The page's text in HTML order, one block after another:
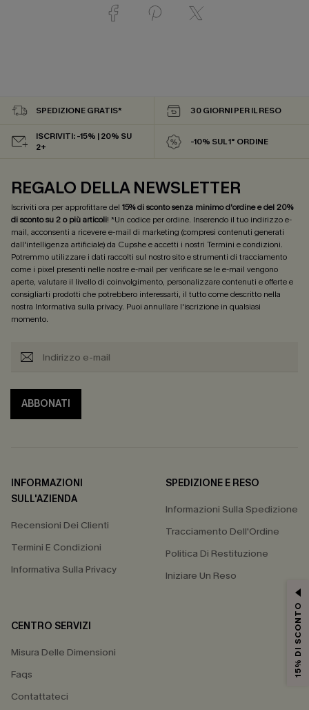
SPEDIZIONE GRATIS* 30 GIORNI PER IL RESO
ISCRIVITI: -15% | 20% SU
2+
-10% SUL 1° ORDINE
REGALO DELLA NEWSLETTER
Iscriviti ora per approfittare del 15% di sconto senza minimo d'ordine e del 20%
di sconto su 2 o più articoli! *Un codice per ordine. Inserendo il tuo indirizzo e-
mail, acconsenti a ricevere e-mail di marketing (compresi contenuti generati
dall'intelligenza artificiale) da Cupshe e accetti i nostri Termini e condizioni.
Potremmo utilizzare i dati raccolti sul nostro sito e strumenti di tracciamento
come i pixel presenti nelle nostre e-mail per verificare se le e-mail vengono
aperte, valutare il livello di coinvolgimento, personalizzare contenuti e offerte e
consigliarti prodotti che potrebbero interessarti, il tutto come descritto nella
nostra Informativa sulla privacy. Puoi annullare l'iscrizione in qualsiasi
momento.
ABBONATI
INFORMAZIONI
SULL'AZIENDA
Recensioni Dei Clienti
Termini E Condizioni
Informativa Sulla Privacy
SPEDIZIONE E RESO
Informazioni Sulla Spedizione
Tracciamento Dell'Ordine
Politica Di Restituzione
Iniziare Un Reso
CENTRO SERVIZI
Misura Delle Dimensioni
Faqs
Contattateci
15% DI SCONTO